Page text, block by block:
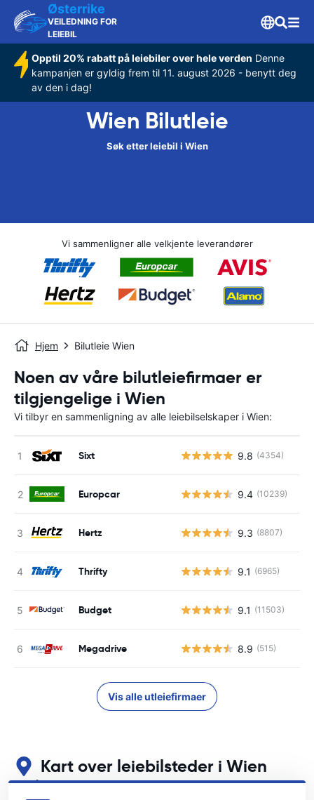
Østerrike
VEILEDNING FOR
LEIEBIL
Opptil 20% rabatt på leiebiler over hele verden Denne
kampanjen er gyldig frem til 11. august 2026 - benytt deg
av den i dag!
Wien Bilutleie
Søk etter leiebil i Wien
Vi sammenligner alle velkjente leverandører
Hjem Bilutleie Wien
Noen av våre bilutleiefirmaer er
tilgjengelige i Wien
Vi tilbyr en sammenligning av alle leiebilselskaper i Wien:
Sixt 9.8 (4354)
Europcar 9.4 (10239)
Hertz 9.3 (8807)
Thrifty 9.1 (6965)
Budget 9.1 (11503)
Megadrive 8.9 (515)
Vis alle utleiefirmaer
Kart over leiebilsteder i Wien
Se våre viktigste bilutleiesteder i Wien